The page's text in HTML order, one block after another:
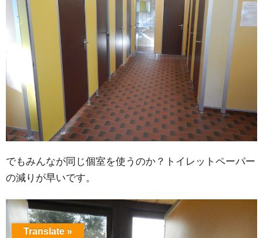
でもみんなが同じ個室を使うのか？トイレットペーパー
の減りが早いです。
Translate »